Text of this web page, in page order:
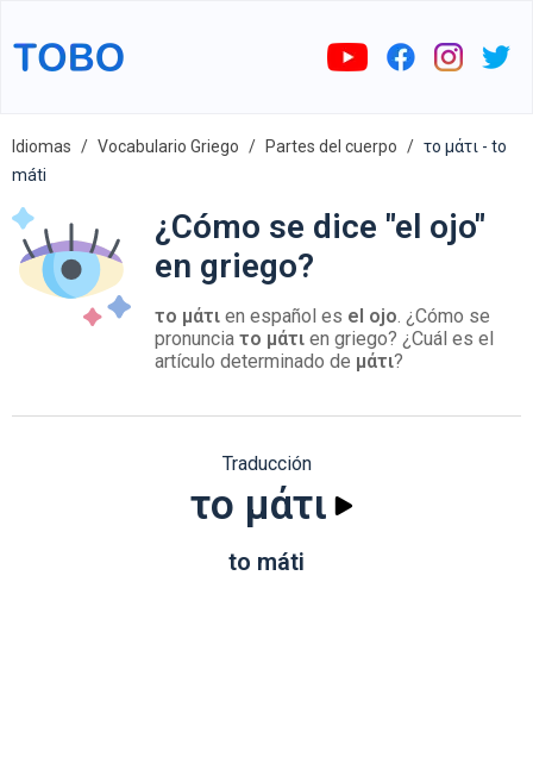
Idiomas Vocabulario Griego Partes del cuerpo
το μάτι - to
máti
¿Cómo se dice "el ojo"
en griego?
το μάτι en español es el ojo. ¿Cómo se
pronuncia το μάτι en griego? ¿Cuál es el
artículo determinado de μάτι?
Traducción
το μάτι
to máti